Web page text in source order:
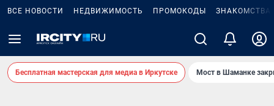
ВСЕ НОВОСТИ НЕДВИЖИМОСТЬ ПРОМОКОДЫ ЗНАКОМСТВА
Бесплатная мастерская для медиа в Иркутске Мост в Шаманке